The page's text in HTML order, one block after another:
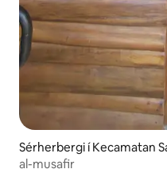
Sérherbergi í Kecamatan
al-musafir